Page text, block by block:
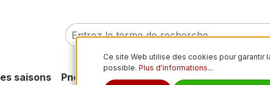
saisons Pneus hiver Pneus moto Jantes
Ce site Web utilise des cookies pour garantir
possible.Plus d'informations...